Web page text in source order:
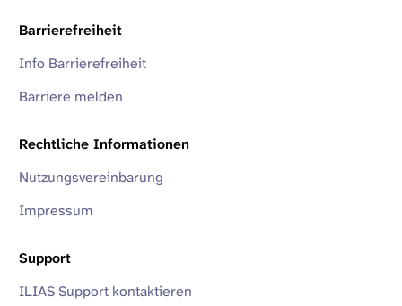
Barrierefreiheit
Info Barrierefreiheit
Barriere melden
Rechtliche Informationen
Nutzungsvereinbarung
Impressum
Support
ILIAS Support kontaktieren